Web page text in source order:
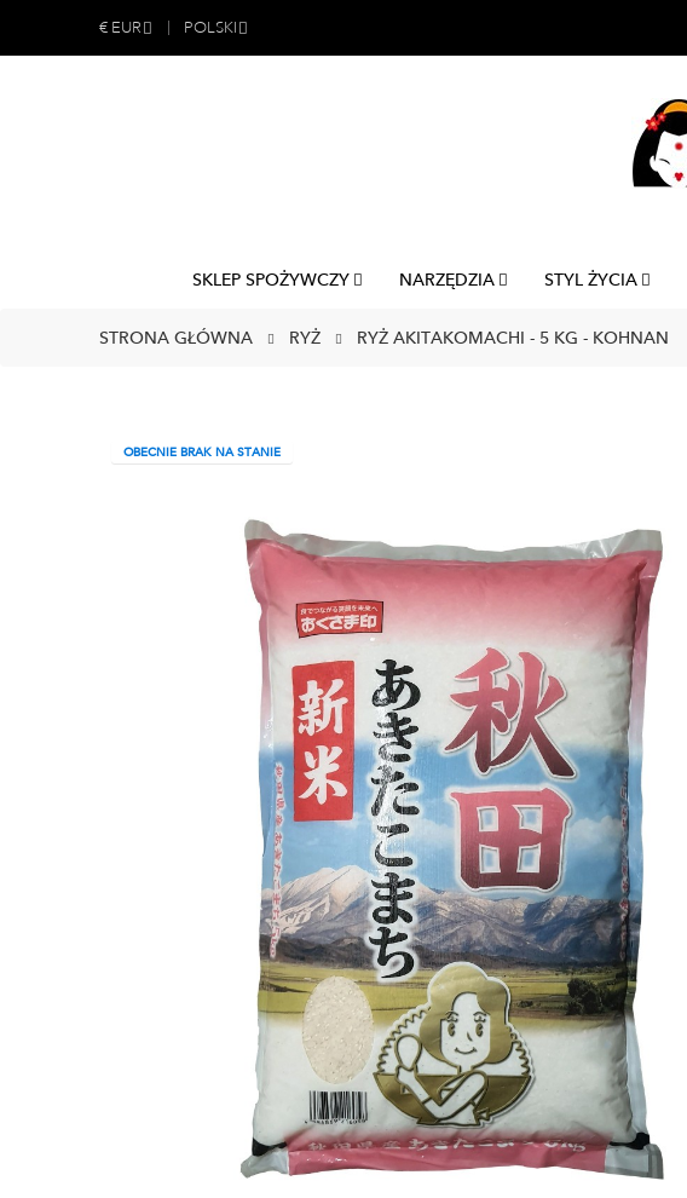
€ EUR POLSKI
SKLEP SPOŻYWCZY NARZĘDZIA STYL ŻYCIA
STRONA GŁÓWNA RYŻ RYŻ AKITAKOMACHI - 5 KG - KOHNAN
OBECNIE BRAK NA STANIE